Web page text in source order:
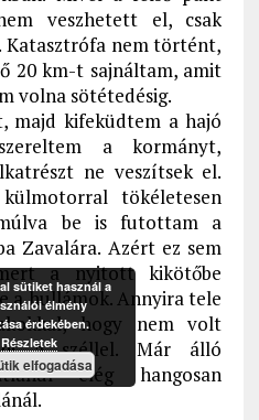
veszhetett el, csak
Katasztrófa nem történt,
20 km-t sajnáltam, amit
volna sötétedésig.
majd kifeküdtem a hajó
a kormányt,
ne veszítsek el.
tökéletesen
be is futottam a
Zavalára. Azért ez sem
a nyitott kikötőbe
a hullámok. Annyira tele
hogy nem volt
a széllel. Már álló
elég hangosan
sütiket használ a
élmény
érdekében.
Részletek
elfogadása